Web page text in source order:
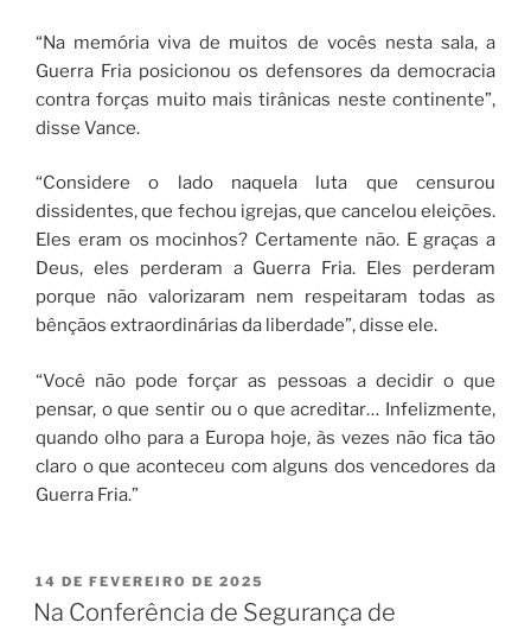
“Na memória viva de muitos de vocês nesta sala, a
Guerra Fria posicionou os defensores da democracia
contra forças muito mais tirânicas neste continente”,
disse Vance.
“Considere o lado naquela luta que censurou
dissidentes, que fechou igrejas, que cancelou eleições.
Eles eram os mocinhos? Certamente não. E graças a
Deus, eles perderam a Guerra Fria. Eles perderam
porque não valorizaram nem respeitaram todas as
bênçãos extraordinárias da liberdade”, disse ele.
“Você não pode forçar as pessoas a decidir o que
pensar, o que sentir ou o que acreditar… Infelizmente,
quando olho para a Europa hoje, às vezes não fica tão
claro o que aconteceu com alguns dos vencedores da
Guerra Fria.”
14 DE FEVEREIRO DE 2025
Na Conferência de Segurança de